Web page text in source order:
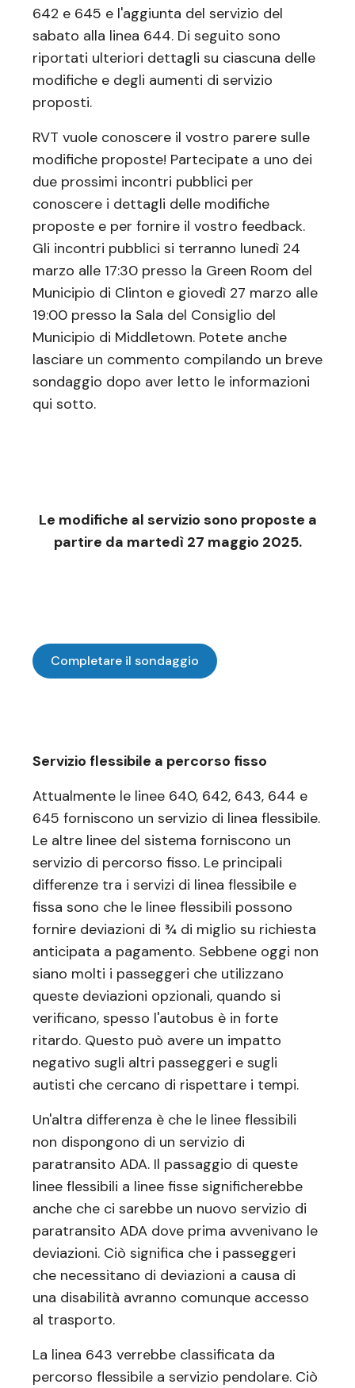
642 e 645 e l'aggiunta del servizio del
sabato alla linea 644. Di seguito sono
riportati ulteriori dettagli su ciascuna delle
modifiche e degli aumenti di servizio
proposti.
RVT vuole conoscere il vostro parere sulle
modifiche proposte! Partecipate a uno dei
due prossimi incontri pubblici per
conoscere i dettagli delle modifiche
proposte e per fornire il vostro feedback.
Gli incontri pubblici si terranno lunedì 24
marzo alle 17:30 presso la Green Room del
Municipio di Clinton e giovedì 27 marzo alle
19:00 presso la Sala del Consiglio del
Municipio di Middletown. Potete anche
lasciare un commento compilando un breve
sondaggio dopo aver letto le informazioni
qui sotto.
Le modifiche al servizio sono proposte a
partire da martedì 27 maggio 2025.
Completare il sondaggio
Servizio flessibile a percorso fisso
Attualmente le linee 640, 642, 643, 644 e
645 forniscono un servizio di linea flessibile.
Le altre linee del sistema forniscono un
servizio di percorso fisso. Le principali
differenze tra i servizi di linea flessibile e
fissa sono che le linee flessibili possono
fornire deviazioni di ¾ di miglio su richiesta
anticipata a pagamento. Sebbene oggi non
siano molti i passeggeri che utilizzano
queste deviazioni opzionali, quando si
verificano, spesso l'autobus è in forte
ritardo. Questo può avere un impatto
negativo sugli altri passeggeri e sugli
autisti che cercano di rispettare i tempi.
Un'altra differenza è che le linee flessibili
non dispongono di un servizio di
paratransito ADA. Il passaggio di queste
linee flessibili a linee fisse significherebbe
anche che ci sarebbe un nuovo servizio di
paratransito ADA dove prima avvenivano le
deviazioni. Ciò significa che i passeggeri
che necessitano di deviazioni a causa di
una disabilità avranno comunque accesso
al trasporto.
La linea 643 verrebbe classificata da
percorso flessibile a servizio pendolare. Ciò